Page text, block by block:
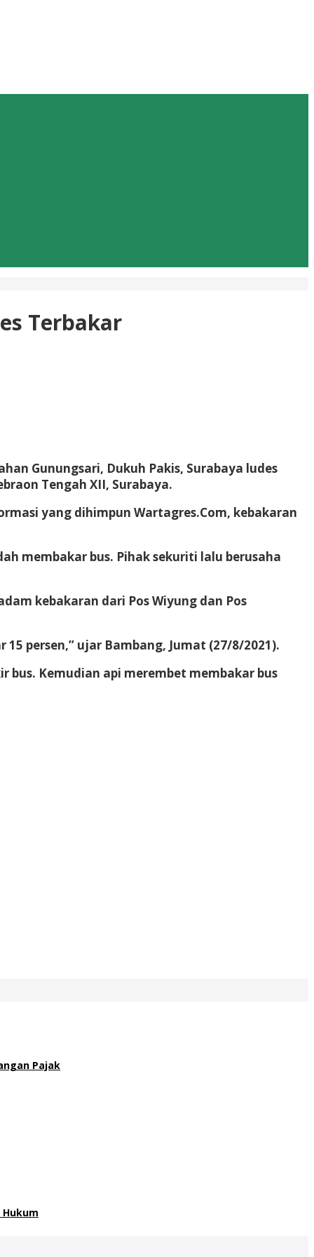
Terbakar
Gunungsari, Dukuh Pakis, Surabaya ludes
Tengah XII, Surabaya.
yang dihimpun Wartagres.Com, kebakaran
membakar bus. Pihak sekuriti lalu berusaha
kebakaran dari Pos Wiyung dan Pos
persen,” ujar Bambang, Jumat (27/8/2021).
bus. Kemudian api merembet membakar bus
Pajak
Hukum